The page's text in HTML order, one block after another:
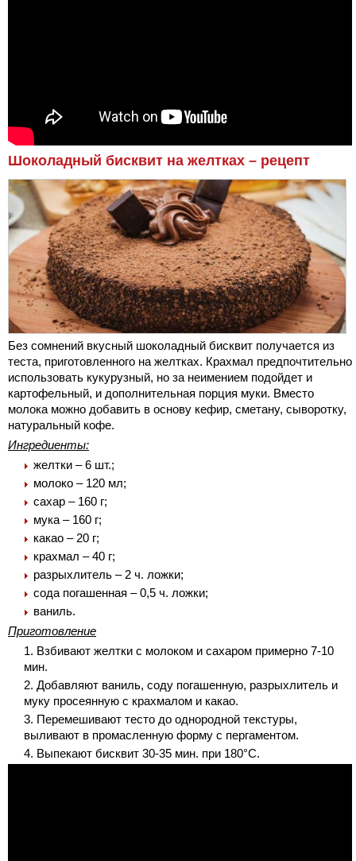
Шоколадный бисквит на желтках – рецепт
Без сомнений вкусный шоколадный бисквит получается из
теста, приготовленного на желтках. Крахмал предпочтительно
использовать кукурузный, но за неимением подойдет и
картофельный, и дополнительная порция муки. Вместо
молока можно добавить в основу кефир, сметану, сыворотку,
натуральный кофе.
Ингредиенты:
желтки – 6 шт.;
молоко – 120 мл;
сахар – 160 г;
мука – 160 г;
какао – 20 г;
крахмал – 40 г;
разрыхлитель – 2 ч. ложки;
сода погашенная – 0,5 ч. ложки;
ваниль.
Приготовление
Взбивают желтки с молоком и сахаром примерно 7-10
мин.
Добавляют ваниль, соду погашенную, разрыхлитель и
муку просеянную с крахмалом и какао.
Перемешивают тесто до однородной текстуры,
выливают в промасленную форму с пергаментом.
Выпекают бисквит 30-35 мин. при 180°С.